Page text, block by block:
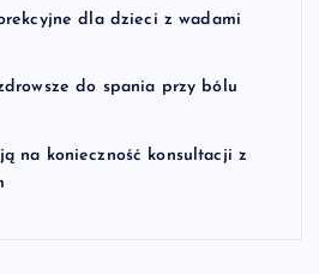
dla dzieci z wadami
do spania przy bólu
na konieczność konsultacji z